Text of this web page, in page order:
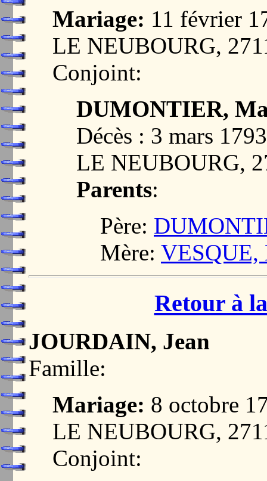
Mariage: 11 février
LE NEUBOURG,
Conjoint:
DUMONTIER,
Décès : 3 mars
LE NEUBOURG,
Parents:
Père:
Mère: VESQUE,
Retour à
JOURDAIN, Jean
Famille:
Mariage: 8 octobre
LE NEUBOURG,
Conjoint: